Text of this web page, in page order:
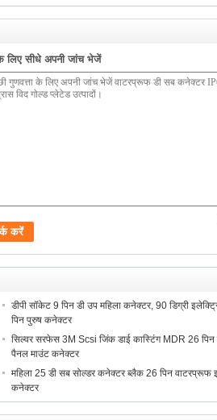
लिए सीधे अपनी जांच भेजें
डीपी सॉकेट 9 पिन डी उप महिला कनेक्टर, 90 डिग्री
पिन पुरुष कनेक्टर
सिल्वर सरफेस 3M Scsi जिंक डाई कास्टिंग MDR 26
पैनल माउंट कनेक्टर
महिला 25 डी सब सोल्डर कनेक्टर ब्लैक 26 पिन वाटरप्रूफ
कनेक्टर